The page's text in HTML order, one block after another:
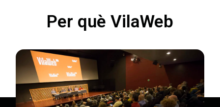
Per què VilaWeb